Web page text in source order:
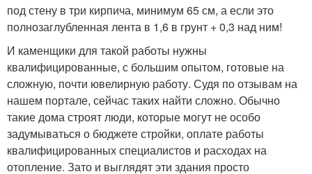
под стену в три кирпича, минимум 65 см, а если это
полнозаглубленная лента в 1,6 в грунт + 0,3 над ним!
И каменщики для такой работы нужны
квалифицированные, с большим опытом, готовые на
сложную, почти ювелирную работу. Судя по отзывам на
нашем портале, сейчас таких найти сложно. Обычно
такие дома строят люди, которые могут не особо
задумываться о бюджете стройки, оплате работы
квалифицированных специалистов и расходах на
отопление. Зато и выглядят эти здания просто